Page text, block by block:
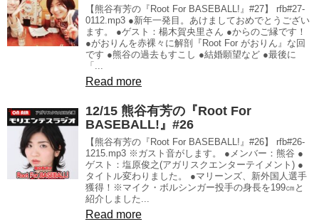
【熊谷有芳の『Root For BASEBALL!』#27】 rfb#27-
0112.mp3 ●新年一発目。あけましておめでとうござい
ます。 ●ゲスト：楊木賀央里さん ●からのご縁です！
●がおりんを赤裸々に解剖『Root For がおりん』な回
です ●熊谷の過去もすこし ●結婚願望など ●最後に
「...
Read more
12/15 熊谷有芳の『Root For
BASEBALL!』#26
【熊谷有芳の『Root For BASEBALL!』#26】 rfb#26-
1215.mp3 ※ガスト音がします。 ●メンバー：熊谷 ●
ゲスト：塩原俊之(アガリスクエンターテイメント) ●
タイトル変わりました。 ●マリーンズ、新外国人選手
獲得！※マイク・ボルシンガー投手の身長を199㎝と
紹介しました...
Read more